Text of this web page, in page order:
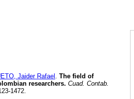
Jaider Rafael . The field of
researchers. Cuad. Contab.
1472.